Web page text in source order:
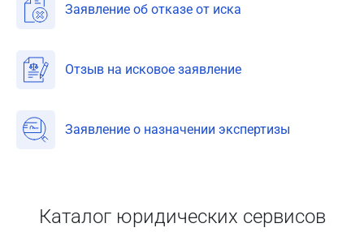
Заявление об отказе от иска
Отзыв на исковое заявление
Заявление о назначении экспертизы
Каталог юридических сервисов